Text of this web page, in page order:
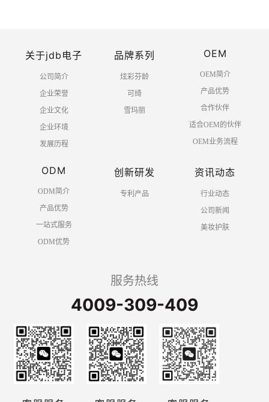
关于jdb电子
公司简介
企业荣誉
企业文化
企业环境
发展历程
品牌系列
炫彩芬龄
可绮
雪玛丽
OEM
OEM简介
产品优势
合作伙伴
适合OEM的伙伴
OEM业务流程
ODM
ODM简介
产品优势
一站式服务
ODM优势
创新研发
专利产品
资讯动态
行业动态
公司新闻
美妆护肤
服务热线
4009-309-409